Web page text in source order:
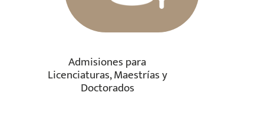
Admisiones para
Licenciaturas, Maestrías y
Doctorados